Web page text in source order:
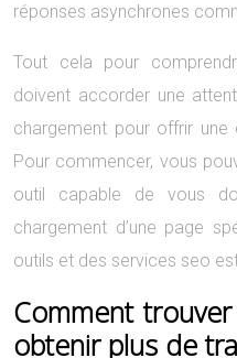
réponses asynchrones
Tout cela pour
doivent accorder une
chargement pour offrir une
Pour commencer, vous
outil capable de vous
chargement d’une page
outils et des services seo
Comment
obtenir plus de